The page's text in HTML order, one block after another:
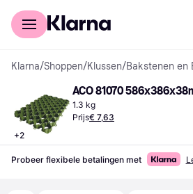
Voor shoppers
Klarna/Shoppen/Klussen/Bakstenen en
+2
ACO 81070
1.3 kg
Prijs€ 7,63
Probeer flexibele betalingen met